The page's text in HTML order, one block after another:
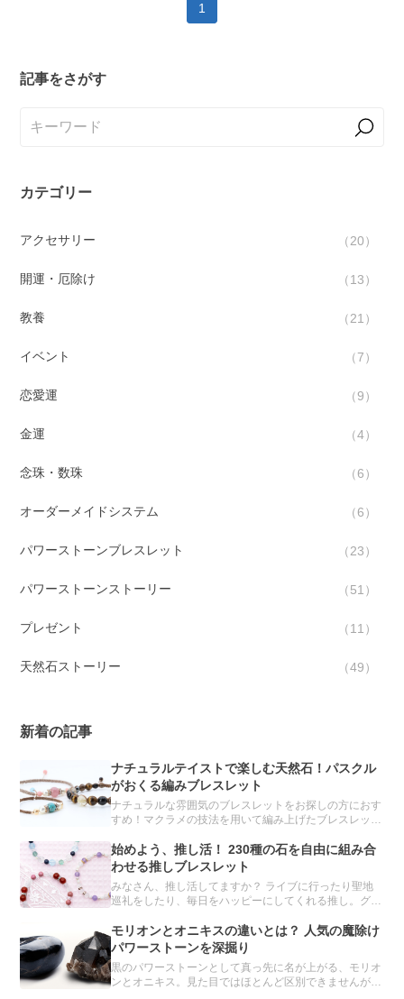
1
記事をさがす
カテゴリー
アクセサリー 20
開運・厄除け 13
教養 21
イベント 7
恋愛運 9
金運 4
念珠・数珠 6
オーダーメイドシステム 6
パワーストーンブレスレット 23
パワーストーンストーリー 51
プレゼント 11
天然石ストーリー 49
新着の記事
ナチュラルテイストで楽しむ天然石！パスクル
がおくる編みブレスレット
ナチュラルな雰囲気のブレスレットをお探しの方におす
すめ！マクラメの技法を用いて編み上げたブレスレット
始めよう、推し活！ 230種の石を自由に組み合
わせる推しブレスレット
みなさん、推し活してますか？ ライブに行ったり聖地
巡礼をしたり、毎日をハッピーにしてくれる推し。グッ
イドでも、推しブレスレットを簡単につくることができ
るんです。
モリオンとオニキスの違いとは？ 人気の魔除け
パワーストーンを深掘り
黒のパワーストーンとして真っ先に名が上がる、モリオ
ンとオニキス。見た目ではほとんど区別できませんが、